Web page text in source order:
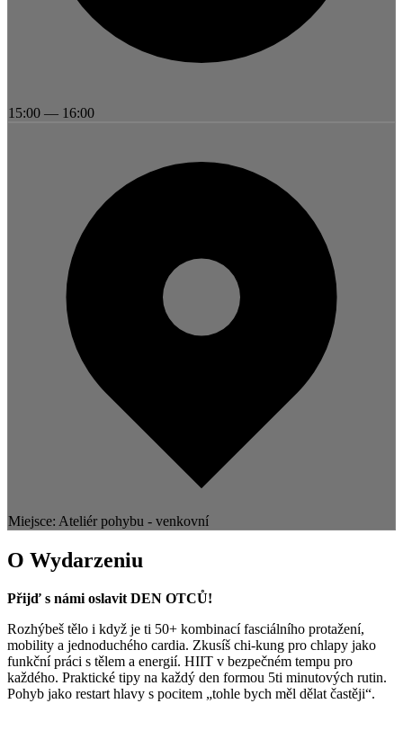
15:00 — 16:00
Miejsce: Ateliér pohybu - venkovní
O Wydarzeniu
Přijď s námi oslavit DEN OTCŮ!
Rozhýbeš tělo i když je ti 50+ kombinací fasciálního protažení,
mobility a jednoduchého cardia. Zkusíš chi-kung pro chlapy jako
funkční práci s tělem a energií. HIIT v bezpečném tempu pro
každého. Praktické tipy na každý den formou 5ti minutových rutin.
Pohyb jako restart hlavy s pocitem „tohle bych měl dělat častěji“.